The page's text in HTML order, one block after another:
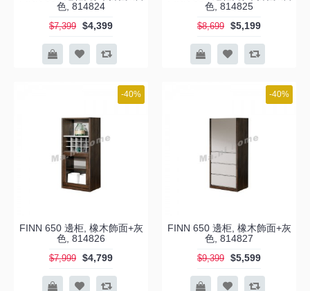
色, 814824
$7,399 $4,399
色, 814825
$8,699 $5,199
-40%
FINN 650 邊柜, 橡木飾面+灰
色, 814826
$7,999 $4,799
-40%
FINN 650 邊柜, 橡木飾面+灰
色, 814827
$9,399 $5,599